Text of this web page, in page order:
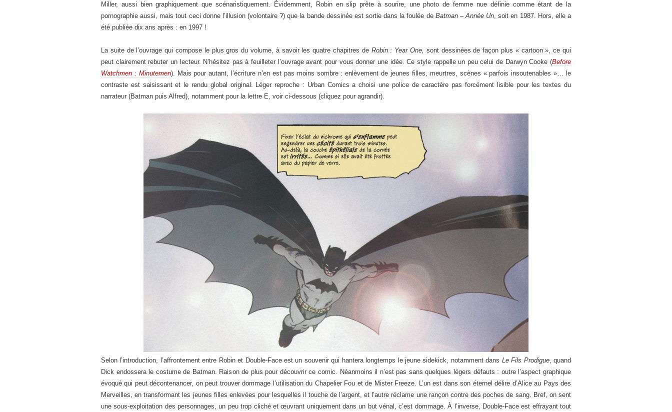
Miller, aussi bien graphiquement que scénaristiquement. Évidemment, Robin en slip prête à sourire, une photo de femme nue définie comme étant de la
pornographie aussi, mais tout ceci donne l’illusion (volontaire ?) que la bande dessinée est sortie dans la foulée de Batman – Année Un, soit en 1987. Hors, elle a
été publiée dix ans après : en 1997 !
La suite de l’ouvrage qui compose le plus gros du volume, à savoir les quatre chapitres de Robin : Year One, sont dessinées de façon plus « cartoon », ce qui
peut clairement rebuter un lecteur. N’hésitez pas à feuilleter l’ouvrage avant pour vous donner une idée. Ce style rappelle un peu celui de Darwyn Cooke (Before
Watchmen : Minutemen). Mais pour autant, l’écriture n’en est pas moins sombre : enlèvement de jeunes filles, meurtres, scènes « parfois insoutenables »… le
contraste est saisissant et le rendu global original. Léger reproche : Urban Comics a choisi une police de caractère pas forcément lisible pour les textes du
narrateur (Batman puis Alfred), notamment pour la lettre E, voir ci-dessous (cliquez pour agrandir).
Selon l’introduction, l’affrontement entre Robin et Double-Face est un souvenir qui hantera longtemps le jeune sidekick, notamment dans Le Fils Prodigue, quand
Dick endossera le costume de Batman. Raison de plus pour découvrir ce comic. Néanmoins il n’est pas sans quelques légers défauts : outre l’aspect graphique
évoqué qui peut décontenancer, on peut trouver dommage l’utilisation du Chapelier Fou et de Mister Freeze. L’un est dans son éternel délire d’Alice au Pays des
Merveilles, en transformant les jeunes filles enlevées pour lesquelles il touche de l’argent, et l’autre réclame une rançon contre des poches de sang. Bref, on sent
une sous-exploitation des personnages, un peu trop cliché et œuvrant uniquement dans un but vénal, c’est dommage. À l’inverse, Double-Face est effrayant tout